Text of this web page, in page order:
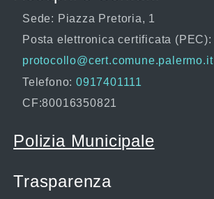
Sede: Piazza Pretoria, 1
Posta elettronica certificata (PEC):
protocollo@cert.comune.palermo.it
Telefono: 0917401111
CF:80016350821
Polizia Municipale
Trasparenza